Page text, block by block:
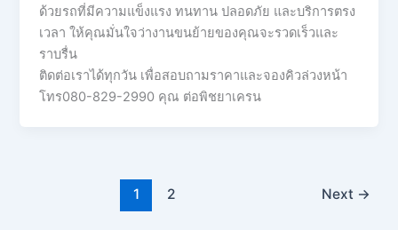
ด้วยรถที่มีความแข็งแรง ทนทาน ปลอดภัย และบริการตรง
เวลา ให้คุณมั่นใจว่างานขนย้ายของคุณจะรวดเร็วและ
ราบรื่น
ติดต่อเราได้ทุกวัน เพื่อสอบถามราคาและจองคิวล่วงหน้า
โทร080-829-2990 คุณ ต่อพิชยาเครน
1 2 Next →